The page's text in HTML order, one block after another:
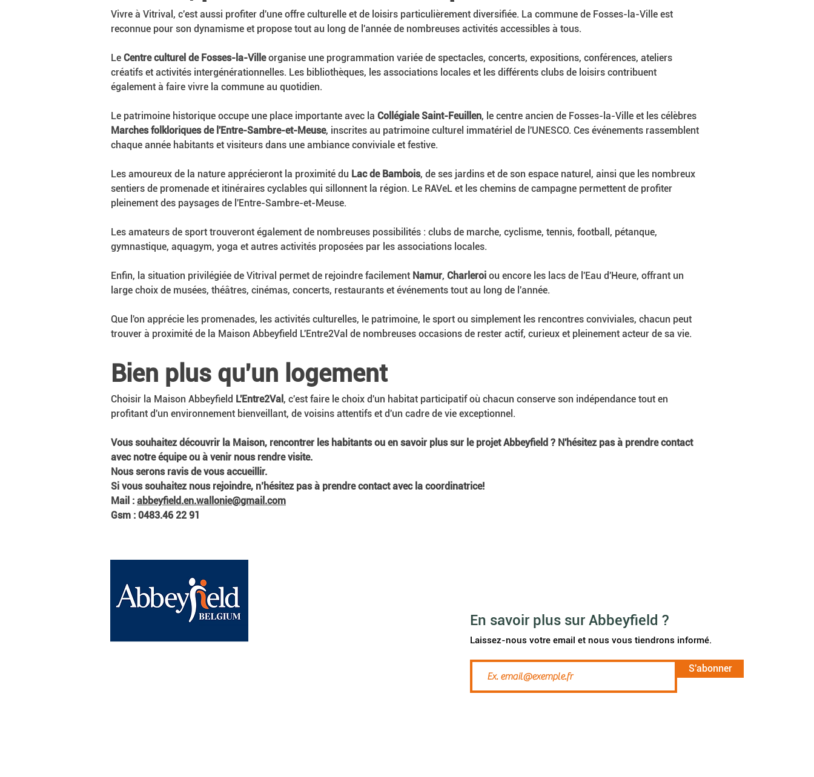
Vivre à Vitrival, c'est aussi profiter d'une offre culturelle et de loisirs particulièrement diversifiée. La commune de Fosses-la-Ville est
reconnue pour son dynamisme et propose tout au long de l'année de nombreuses activités accessibles à tous.
Le Centre culturel de Fosses-la-Ville organise une programmation variée de spectacles, concerts, expositions, conférences, ateliers
créatifs et activités intergénérationnelles. Les bibliothèques, les associations locales et les différents clubs de loisirs contribuent
également à faire vivre la commune au quotidien.
Le patrimoine historique occupe une place importante avec la Collégiale Saint-Feuillen, le centre ancien de Fosses-la-Ville et les célèbres
Marches folkloriques de l'Entre-Sambre-et-Meuse, inscrites au patrimoine culturel immatériel de l'UNESCO. Ces événements rassemblent
chaque année habitants et visiteurs dans une ambiance conviviale et festive.
Les amoureux de la nature apprécieront la proximité du Lac de Bambois, de ses jardins et de son espace naturel, ainsi que les nombreux
sentiers de promenade et itinéraires cyclables qui sillonnent la région. Le RAVeL et les chemins de campagne permettent de profiter
pleinement des paysages de l'Entre-Sambre-et-Meuse.
Les amateurs de sport trouveront également de nombreuses possibilités : clubs de marche, cyclisme, tennis, football, pétanque,
gymnastique, aquagym, yoga et autres activités proposées par les associations locales.
Enfin, la situation privilégiée de Vitrival permet de rejoindre facilement Namur, Charleroi ou encore les lacs de l'Eau d'Heure, offrant un
large choix de musées, théâtres, cinémas, concerts, restaurants et événements tout au long de l'année.
Que l'on apprécie les promenades, les activités culturelles, le patrimoine, le sport ou simplement les rencontres conviviales, chacun peut
trouver à proximité de la Maison Abbeyfield L'Entre2Val de nombreuses occasions de rester actif, curieux et pleinement acteur de sa vie.
Bien plus qu'un logement
Choisir la Maison Abbeyfield L'Entre2Val , c'est faire le choix d'un habitat participatif où chacun conserve son indépendance tout en
profitant d'un environnement bienveillant, de voisins attentifs et d'un cadre de vie exceptionnel.
Vous souhaitez découvrir la Maison, rencontrer les habitants ou en savoir plus sur le projet Abbeyfield ? N'hésitez pas à prendre contact
avec notre équipe ou à venir nous rendre visite.
Nous serons ravis de vous accueillir.
Si vous souhaitez nous rejoindre, n’hésitez pas à prendre contact avec la coordinatrice!
Mail : abbeyfield.en.wallonie@gmail.com
Gsm : 0483.46 22 91
En savoir plus sur Abbeyfield ?
Laissez-nous votre email et nous vous tiendrons informé.
S'abonner